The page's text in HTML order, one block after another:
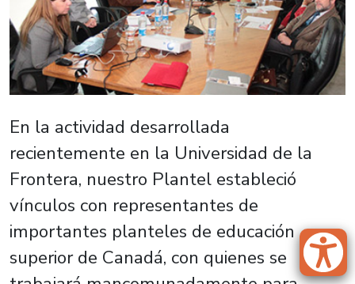
En la actividad desarrollada
recientemente en la Universidad de la
Frontera, nuestro Plantel estableció
vínculos con representantes de
importantes planteles de educación
superior de Canadá, con quienes se